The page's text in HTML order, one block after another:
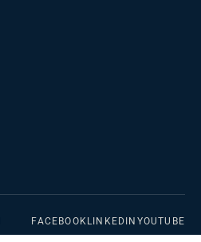
FACEBOOK LINKEDIN YOUTUBE